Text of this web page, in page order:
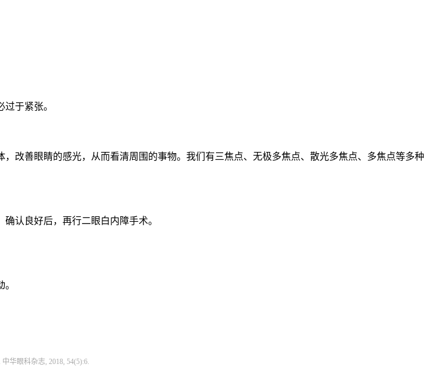
于紧张。
改善眼睛的感光，从而看清周围的事物。我们有三焦点、无极多焦点、散光多焦点、多焦点等多种
认良好后，再行二眼白内障手术。
华眼科杂志, 2018, 54(5):6.